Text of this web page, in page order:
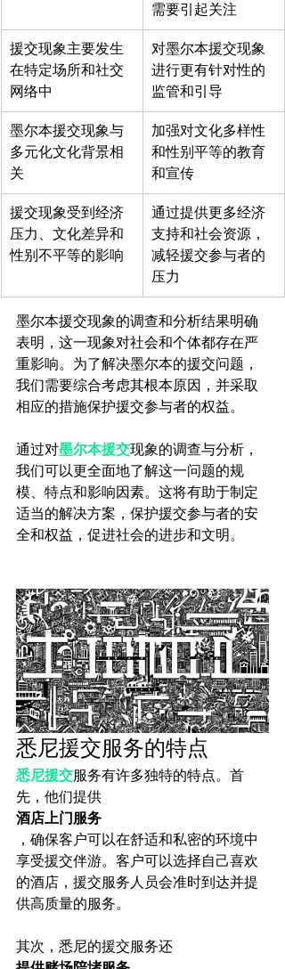
需要引起关注
援交现象主要发生
在特定场所和社交
网络中
对墨尔本援交现象
进行更有针对性的
监管和引导
墨尔本援交现象与
多元化文化背景相
关
加强对文化多样性
和性别平等的教育
和宣传
援交现象受到经济
压力、文化差异和
性别不平等的影响
通过提供更多经济
支持和社会资源，
减轻援交参与者的
压力
墨尔本援交现象的调查和分析结果明确
表明，这一现象对社会和个体都存在严
重影响。为了解决墨尔本的援交问题，
我们需要综合考虑其根本原因，并采取
相应的措施保护援交参与者的权益。
通过对墨尔本援交现象的调查与分析，
我们可以更全面地了解这一问题的规
模、特点和影响因素。这将有助于制定
适当的解决方案，保护援交参与者的安
全和权益，促进社会的进步和文明。
悉尼援交服务的特点
悉尼援交服务有许多独特的特点。首
先，他们提供
酒店上门服务
，确保客户可以在舒适和私密的环境中
享受援交伴游。客户可以选择自己喜欢
的酒店，援交服务人员会准时到达并提
供高质量的服务。
其次，悉尼的援交服务还